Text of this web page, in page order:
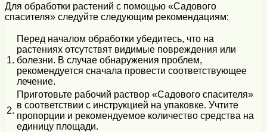
Для обработки растений с помощью «Садового
спасителя» следуйте следующим рекомендациям:
1.
Перед началом обработки убедитесь, что на
растениях отсутствят видимые повреждения или
болезни. В случае обнаружения проблем,
рекомендуется сначала провести соответствующее
лечение.
2.
Приготовьте рабочий раствор «Садового спасителя»
в соответствии с инструкцией на упаковке. Учтите
пропорции и рекомендуемое количество средства на
единицу площади.